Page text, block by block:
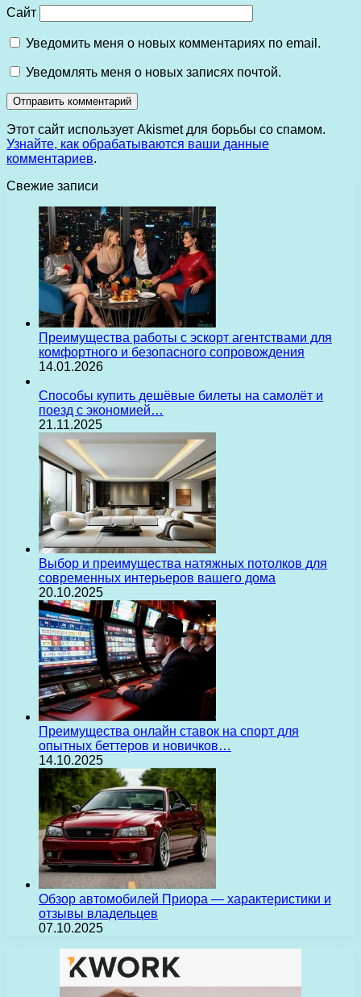
Сайт
Уведомить меня о новых комментариях по email.
Уведомлять меня о новых записях почтой.
Этот сайт использует Akismet для борьбы со спамом.
Узнайте, как обрабатываются ваши данные
комментариев.
Свежие записи
Преимущества работы с эскорт агентствами для
комфортного и безопасного сопровождения
14.01.2026
Способы купить дешёвые билеты на самолёт и
поезд с экономией…
21.11.2025
Выбор и преимущества натяжных потолков для
современных интерьеров вашего дома
20.10.2025
Преимущества онлайн ставок на спорт для
опытных беттеров и новичков…
14.10.2025
Обзор автомобилей Приора — характеристики и
отзывы владельцев
07.10.2025